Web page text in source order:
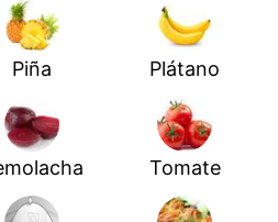
Piña Plátano
Tomate